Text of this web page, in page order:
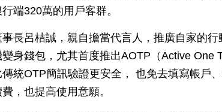
端320萬的用戶客群。
長呂桔誠，親自擔當代言人，推廣自家的
身錢包，尤其首度推出AOTP（Active One
統OTP簡訊驗證更安全， 也免去填寫帳戶
，也提高使用意願。